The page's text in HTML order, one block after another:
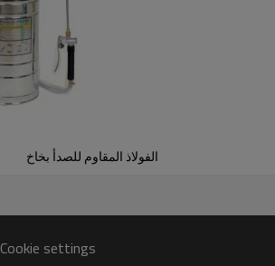
الفولاذ المقاوم للصدأ بخاخ
Cookie settings